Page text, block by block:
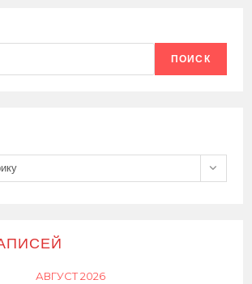
ПОИСК
АВГУСТ 2026